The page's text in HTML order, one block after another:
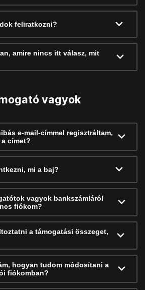
feliratkozni?
amire nincs itt válasz, mit
vagyok
e-mail-címmel regisztráltam,
címet?
mi a baj?
vagyok bankszámláról
fiókom?
a támogatási összeget,
hogyan tudom módosítani a
fiókomban?